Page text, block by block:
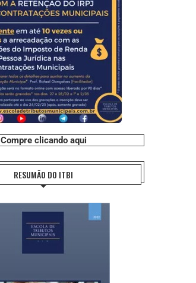
Compre clicando aqui
RESUMÃO DO ITBI